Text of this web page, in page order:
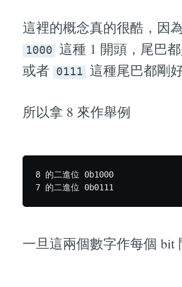
這裡的概念真的很酷，因
1000 這種 1 開頭，尾巴
或者 0111 這種尾巴都剛
所以拿 8 來作舉例
8 的二進位 0b1000
一旦這兩個數字作每個 bit